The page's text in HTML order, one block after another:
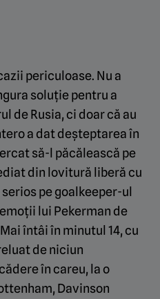
periculoase. Nu a
soluție pentru a
de Rusia, ci doar că au
a dat deșteptarea în
să-l păcălească pe
din lovitură liberă cu
pe goalkeeper-ul
lui Pekerman de
întâi în minutul 14, cu
de niciun
în careu, la o
Davinson